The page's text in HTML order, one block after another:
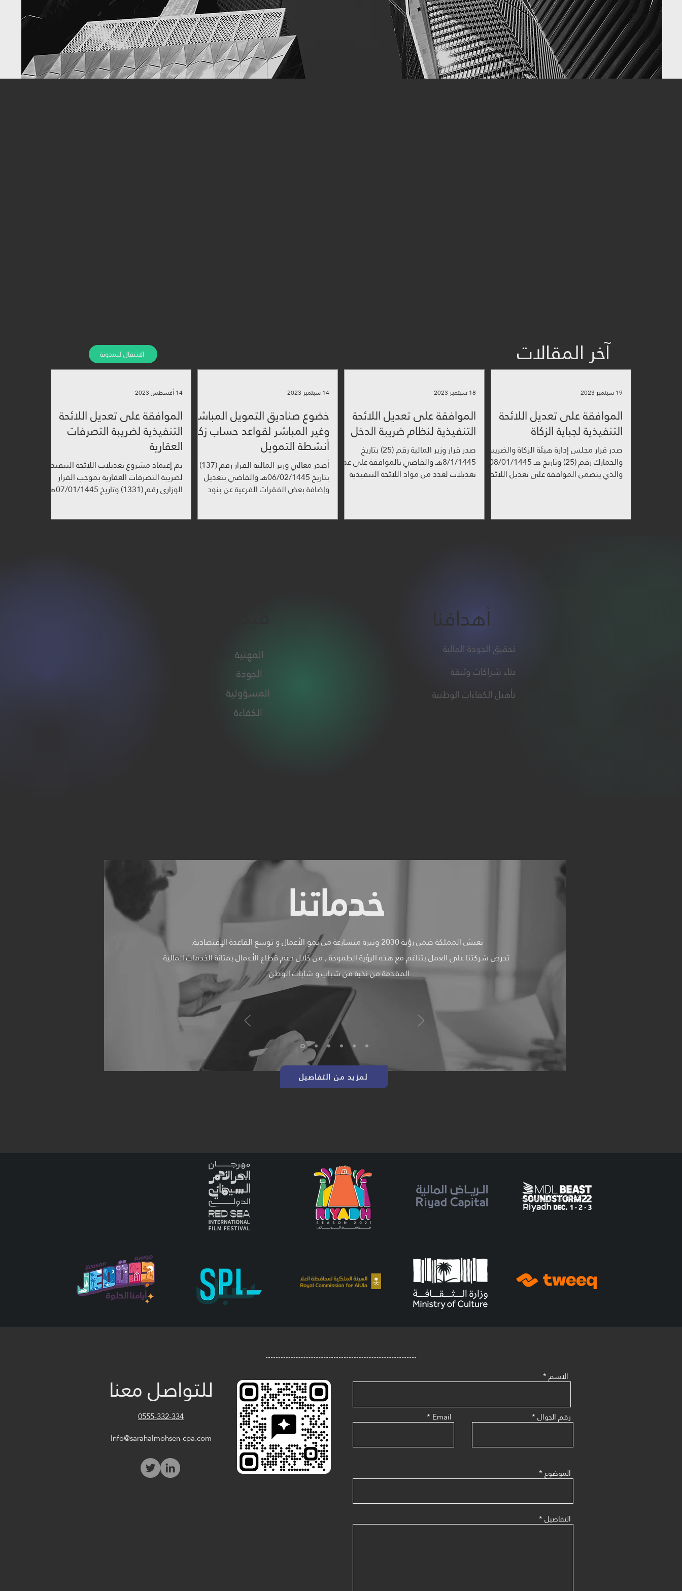
الانتقال للمدونة آخر المقالات
الموافقة على تعديل اللائحة
التنفيذية لجباية الزكاة
صدر قرار مجلس إدارة هيئة الزكاة والضريبة
والجمارك رقم (25) وتاريخ هـ 08/01/1445
والذي يتضمن الموافقة على تعديل اللائحة
19 سبتمبر 2023
الموافقة على تعديل اللائحة
التنفيذية لنظام ضريبة الدخل
صدر قرار وزير المالية رقم (25) بتاريخ
8/1/1445هـ والقاضي بالموافقة على عدة
تعديلات لعدد من مواد اللائحة التنفيذية
18 سبتمبر 2023
خضوع صناديق التمويل المباشر
وغير المباشر لقواعد حساب زكاة
أنشطة التمويل
أصدر معالي وزير المالية القرار رقم (137)
بتاريخ 06/02/1445هـ والقاضي بتعديل
وإضافة بعض الفقرات الفرعية عن بنود
14 سبتمبر 2023
الموافقة على تعديل اللائحة
التنفيذية لضريبة التصرفات
العقارية
تم إعتماد مشروع تعديلات اللائحة التنفيذية
لضريبة التصرفات العقارية بموجب القرار
الوزاري رقم (1331) وتاريخ 07/01/1445هـ ،
14 أغسطس 2023
المهنية
الجودة
المسؤولية
الكفاءة
أهدافنا
تحقيق الجودة المالية
بناء شراكات وثيقة
تأهيل الكفاءات الوطنية
تعيش المملكة ضمن رؤية 2030 وتيرة متسارعة من نمو الأعمال و توسع القاعدة الإقتصادية.
تحرص شركتنا على العمل بتناغم مع هذه الرؤية الطموحة , من خلال دعم قطاع الأعمال بمتانة الخدمات المالية
المقدمة من نخبة من شباب و شابات الوطن .
خدماتنا
لمزيد من التفاصيل
الإستشارات الزكوية
للتواصل معنا
0555-332-334
Info@sarahalmohsen-cpa.com
الاسم
Email رقم الجوال
الموضوع
التفاصيل